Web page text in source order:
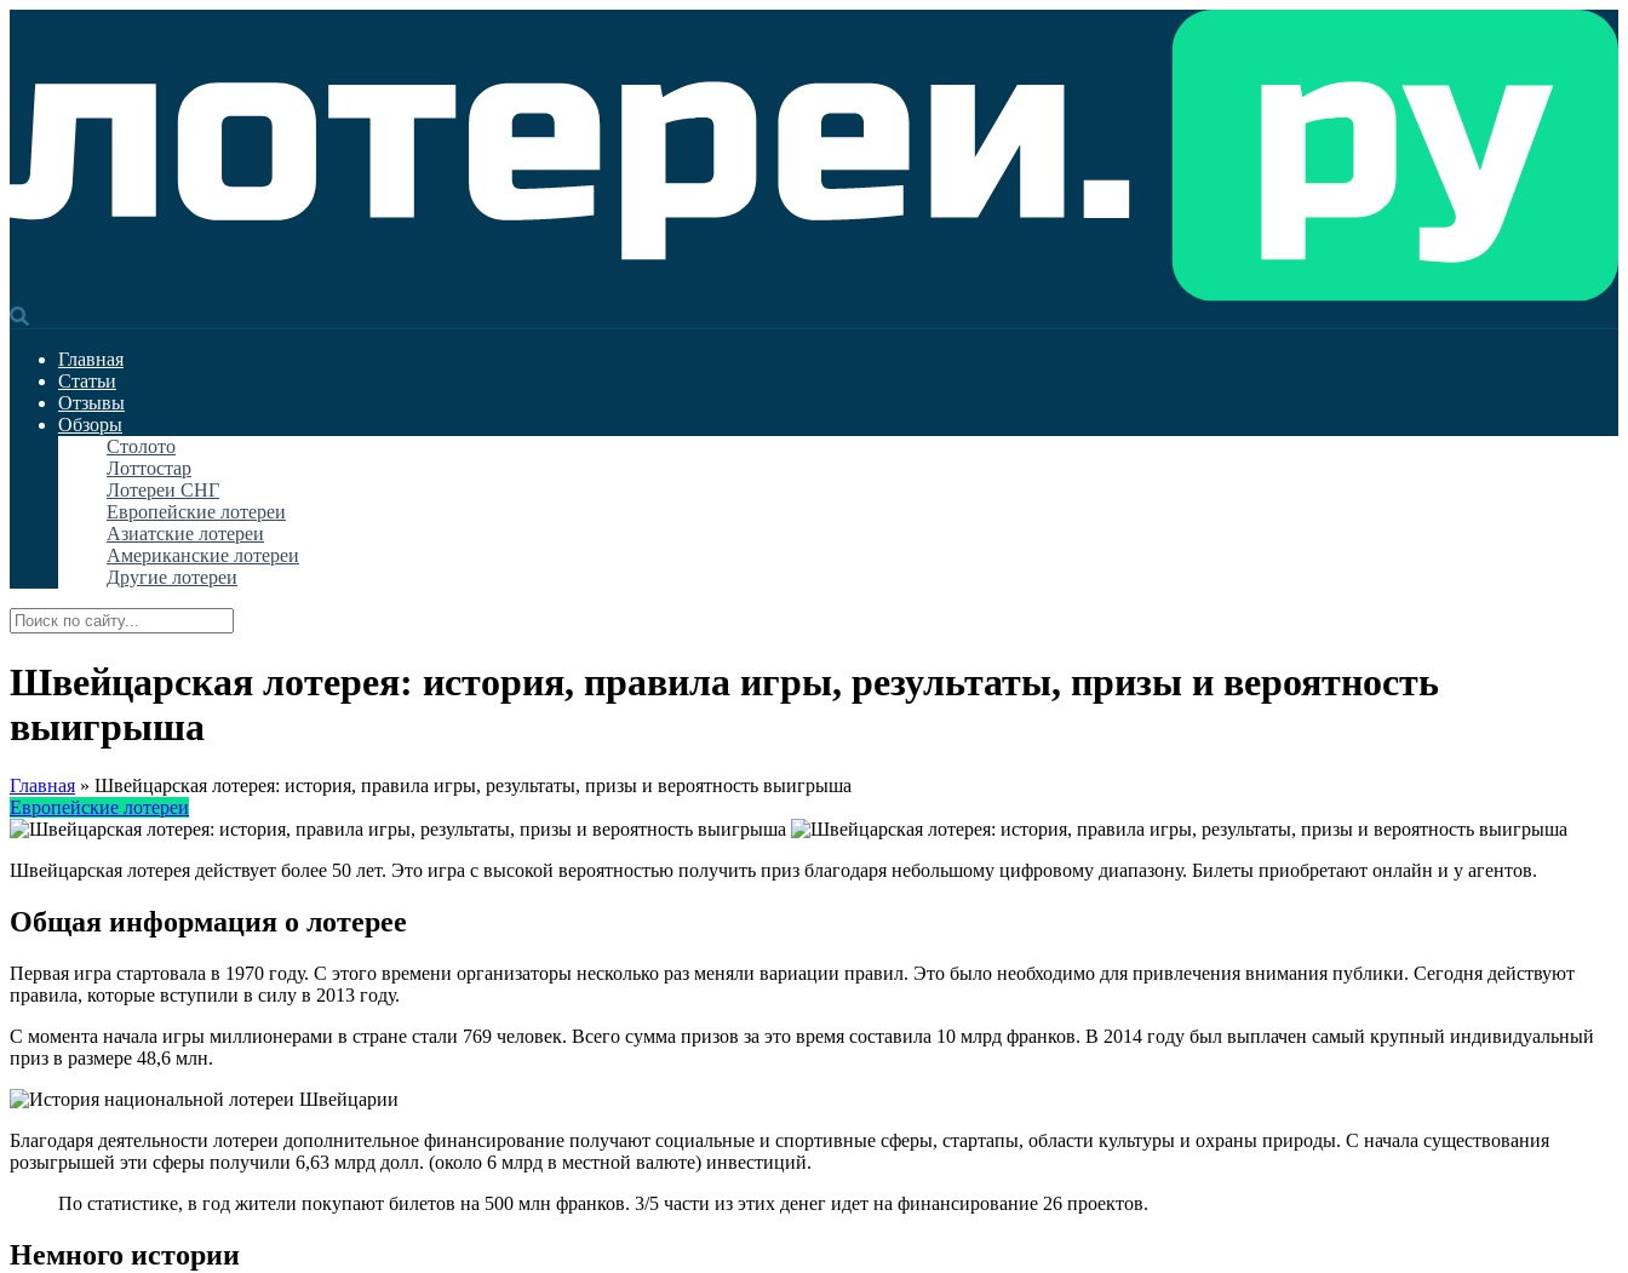
Главная
Статьи
Отзывы
Обзоры
Столото
Лоттостар
Лотереи СНГ
Европейские лотереи
Азиатские лотереи
Американские лотереи
Другие лотереи
Швейцарская лотерея: история, правила игры, результаты, призы и вероятность
выигрыша
Главная » Швейцарская лотерея: история, правила игры, результаты, призы и вероятность выигрыша
Европейские лотереи
Швейцарская лотерея действует более 50 лет. Это игра с высокой вероятностью получить приз благодаря небольшому цифровому диапазону. Билеты приобретают онлайн и у агентов.
Общая информация о лотерее
Первая игра стартовала в 1970 году. С этого времени организаторы несколько раз меняли вариации правил. Это было необходимо для привлечения внимания публики. Сегодня действуют
правила, которые вступили в силу в 2013 году.
С момента начала игры миллионерами в стране стали 769 человек. Всего сумма призов за это время составила 10 млрд франков. В 2014 году был выплачен самый крупный индивидуальный
приз в размере 48,6 млн.
Благодаря деятельности лотереи дополнительное финансирование получают социальные и спортивные сферы, стартапы, области культуры и охраны природы. С начала существования
розыгрышей эти сферы получили 6,63 млрд долл. (около 6 млрд в местной валюте) инвестиций.
По статистике, в год жители покупают билетов на 500 млн франков. 3/5 части из этих денег идет на финансирование 26 проектов.
Немного истории